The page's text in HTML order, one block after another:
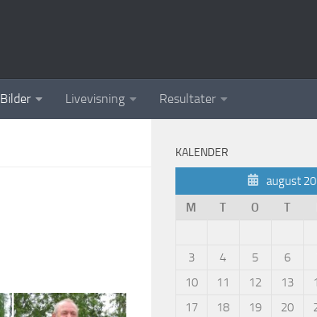
Bilder Livevisning Resultater
KALENDER
august
M
T O T
3
4 5 6
10
11 12 13
17
18 19 20